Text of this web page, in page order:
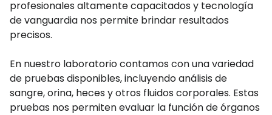
profesionales altamente capacitados y tecnología
de vanguardia nos permite brindar resultados
precisos.
En nuestro laboratorio contamos con una variedad
de pruebas disponibles, incluyendo análisis de
sangre, orina, heces y otros fluidos corporales. Estas
pruebas nos permiten evaluar la función de órganos